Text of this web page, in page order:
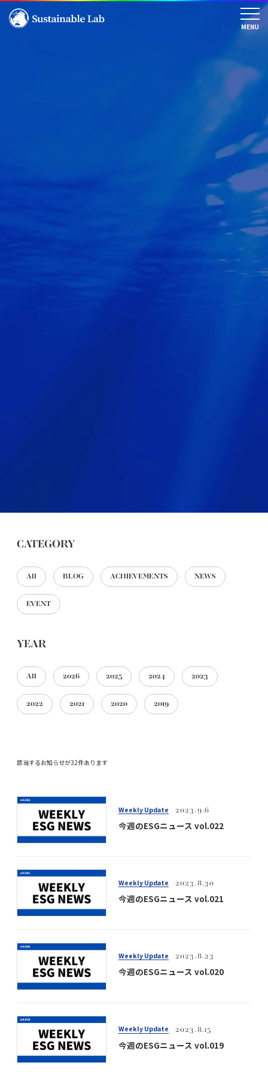
CATEGORY
All BLOG ACHIEVEMENTS NEWS
EVENT
YEAR
All 2026 2025 2024 2023
2022 2021 2020 2019
該当するお知らせが32件あります
Weekly Update 2023.9.6
今週のESGニュース vol.022
Weekly Update 2023.8.30
今週のESGニュース vol.021
Weekly Update 2023.8.23
今週のESGニュース vol.020
Weekly Update 2023.8.15
今週のESGニュース vol.019